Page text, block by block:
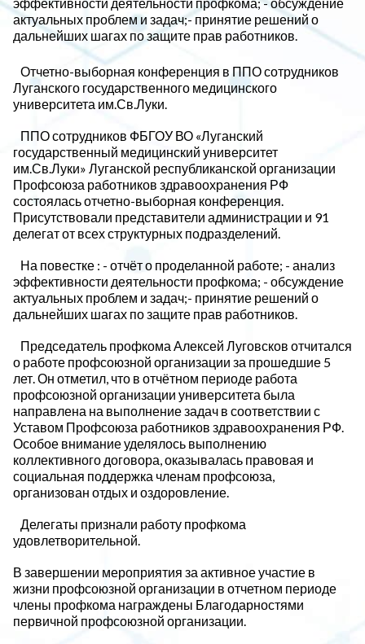
актуальных проблем и задач;- принятие решений о
дальнейших шагах по защите прав работников.
Отчетно-выборная конференция в ППО сотрудников
Луганского государственного медицинского
университета им.Св.Луки.
ППО сотрудников ФБГОУ ВО «Луганский
государственный медицинский университет
им.Св.Луки» Луганской республиканской организации
Профсоюза работников здравоохранения РФ
состоялась отчетно-выборная конференция.
Присутствовали представители администрации и 91
делегат от всех структурных подразделений.
На повестке : - отчёт о проделанной работе; - анализ
эффективности деятельности профкома; - обсуждение
актуальных проблем и задач;- принятие решений о
дальнейших шагах по защите прав работников.
Председатель профкома Алексей Луговсков отчитался
о работе профсоюзной организации за прошедшие 5
лет. Он отметил, что в отчётном периоде работа
профсоюзной организации университета была
направлена на выполнение задач в соответствии с
Уставом Профсоюза работников здравоохранения РФ.
Особое внимание уделялось выполнению
коллективного договора, оказывалась правовая и
социальная поддержка членам профсоюза,
организован отдых и оздоровление.
Делегаты признали работу профкома
удовлетворительной.
В завершении мероприятия за активное участие в
жизни профсоюзной организации в отчетном периоде
члены профкома награждены Благодарностями
первичной профсоюзной организации.